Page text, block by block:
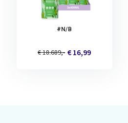
#N/B
€ 18.689,- € 16,99